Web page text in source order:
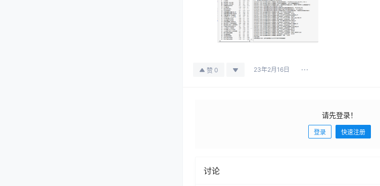
赞 0 23年2月16日
请先登录！
登录 快速注册
讨论